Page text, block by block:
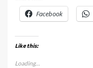
Facebook
Like this:
Loading...